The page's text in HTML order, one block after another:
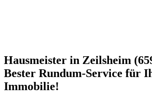
Hausmeister in Zeilsheim
Bester Rundum-Service für
Immobilie!